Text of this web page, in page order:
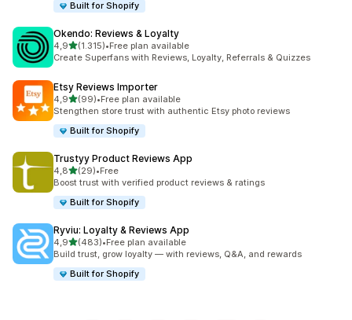
Built for Shopify
Okendo: Reviews & Loyalty
4,9de 5 estrelas
(1.315)
1315 total de avaliações
•Free plan available
Create Superfans with Reviews, Loyalty, Referrals & Quizzes
Etsy Reviews Importer
4,9de 5 estrelas
(99)
99 total de avaliações
•Free plan available
Stengthen store trust with authentic Etsy photo reviews
Built for Shopify
Trustyy Product Reviews App
4,8de 5 estrelas
(29)
29 total de avaliações
•Free
Boost trust with verified product reviews & ratings
Built for Shopify
Ryviu: Loyalty & Reviews App
4,9de 5 estrelas
(483)
483 total de avaliações
•Free plan available
Build trust, grow loyalty — with reviews, Q&A, and rewards
Built for Shopify